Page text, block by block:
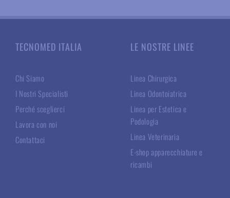
TECNOMED ITALIA
Chi Siamo
I Nostri Specialisti
Perché sceglierci
Lavora con noi
Contattaci
LE NOSTRE LINEE
Linea Chirurgica
Linea Odontoiatrica
Linea per Estetica e
Podologia
Linea Veterinaria
E-shop apparecchiature e
ricambi